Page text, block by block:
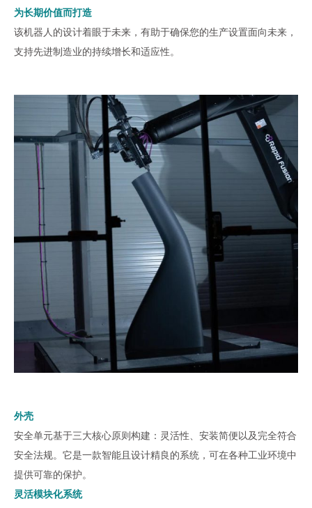
为长期价值而打造
该机器人的设计着眼于未来，有助于确保您的生产设置面向未来，
支持先进制造业的持续增长和适应性。
外壳
安全单元基于三大核心原则构建：灵活性、安装简便以及完全符合
安全法规。它是一款智能且设计精良的系统，可在各种工业环境中
提供可靠的保护。
灵活模块化系统